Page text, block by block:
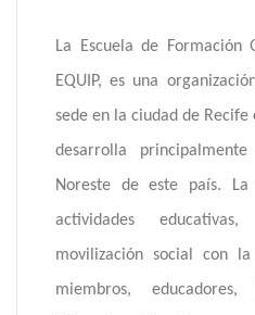
La Escuela de Formación
EQUIP, es una
sede en la ciudad de
desarrolla
Noreste de este país. La
actividades
movilización social con
miembros,